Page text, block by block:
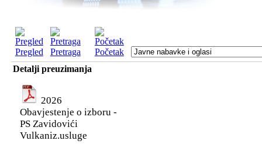
Pregled Pretraga
Početak
Detalji preuzimanja
2026
Obavjestenje o izboru -
PS Zavidovići
Vulkaniz.usluge